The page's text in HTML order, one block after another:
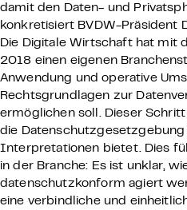
damit den Daten- und
konkretisiert BVDW-Präsident
Die Digitale Wirtschaft hat mit
2018 einen eigenen
Anwendung und operative
Rechtsgrundlagen zur
ermöglichen soll. Dieser
die Datenschutzgesetzgebung
Interpretationen bietet. Dies
in der Branche: Es ist unklar,
datenschutzkonform agiert
eine verbindliche und